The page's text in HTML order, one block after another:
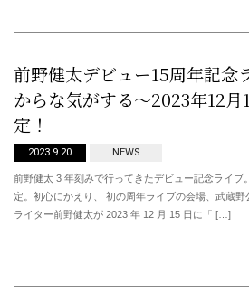
前野健太デビュー15周年記念
からな気がする～2023年12
定！
2023.9.20 NEWS
前野健太 3 年刻みで行ってきたデビュー記念ライブ
定。初心にかえり、 初の周年ライブの会場、武蔵
ライター前野健太が 2023 年 12 月 15 日に「 […]